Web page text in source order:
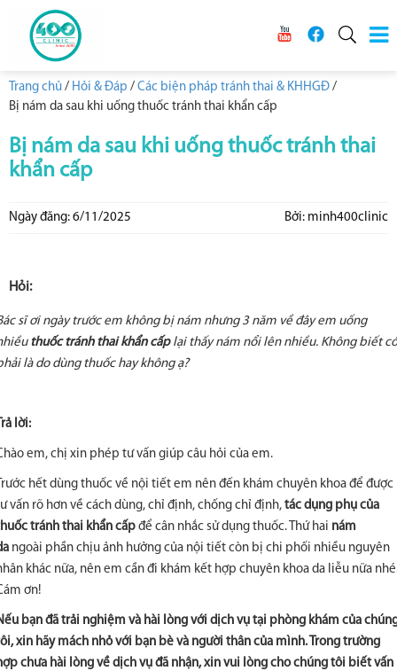
Trang chủ / Hỏi & Đáp / Các biện pháp tránh thai & KHHGĐ /
Bị nám da sau khi uống thuốc tránh thai khẩn cấp
Bị nám da sau khi uống thuốc tránh thai
khẩn cấp
Ngày đăng: 6/11/2025 Bởi: minh400clinic
Hỏi:
sĩ ơi ngày trước em không bị nám nhưng 3 năm về đây em uống
thuốc tránh thai khẩn cấplại thấy nám nổi lên nhiều. Không biết có
là do dùng thuốc hay không ạ?
lời:
em, chị xin phép tư vấn giúp câu hỏi của em.
hết dùng thuốc về nội tiết em nên đến khám chuyên khoa để được
vấn rõ hơn về cách dùng, chỉ định, chống chỉ định, tác dụng phụ của
tránh thai khẩn cấp để cân nhắc sử dụng thuốc. Thứ hai nám
ngoài phần chịu ảnh hưởng của nội tiết còn bị chi phối nhiều nguyên
khác nữa, nên em cần đi khám kết hợp chuyên khoa da liễu nữa
ơn!
bạn đã trải nghiệm và hài lòng với dịch vụ tại phòng khám của
xin hãy mách nhỏ với bạn bè và người thân của mình. Trong trường
chưa hài lòng về dịch vụ đã nhận, xin vui lòng cho chúng tôi biết vấn